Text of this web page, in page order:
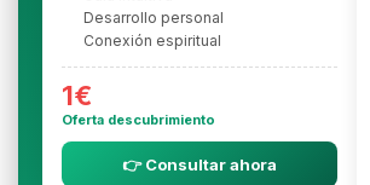
Desarrollo personal
Conexión espiritual
1€
Oferta descubrimiento
👉 Consultar ahora